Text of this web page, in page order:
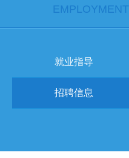
EMPLOYMENT
就业指导
招聘信息